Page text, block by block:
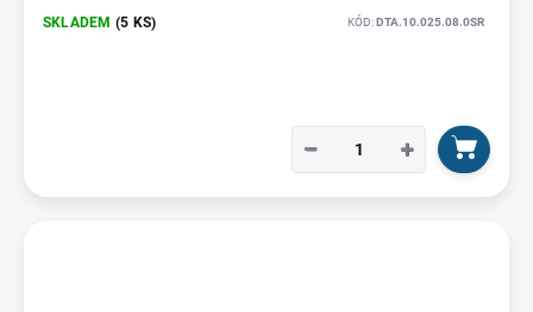
SKLADEM (5 KS) KÓD:DTA.10.025.08.0SR
+
−